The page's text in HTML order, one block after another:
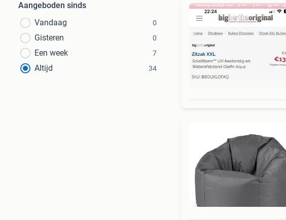
Aangeboden sinds
Vandaag
0
Gisteren 0
Een week 7
Altijd 34